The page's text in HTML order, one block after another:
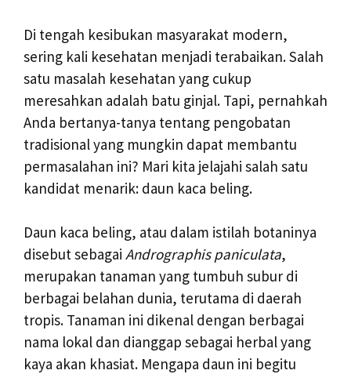
Di tengah kesibukan masyarakat modern,
sering kali kesehatan menjadi terabaikan. Salah
satu masalah kesehatan yang cukup
meresahkan adalah batu ginjal. Tapi, pernahkah
Anda bertanya-tanya tentang pengobatan
tradisional yang mungkin dapat membantu
permasalahan ini? Mari kita jelajahi salah satu
kandidat menarik: daun kaca beling.
Daun kaca beling, atau dalam istilah botaninya
disebut sebagai Andrographis paniculata,
merupakan tanaman yang tumbuh subur di
berbagai belahan dunia, terutama di daerah
tropis. Tanaman ini dikenal dengan berbagai
nama lokal dan dianggap sebagai herbal yang
kaya akan khasiat. Mengapa daun ini begitu